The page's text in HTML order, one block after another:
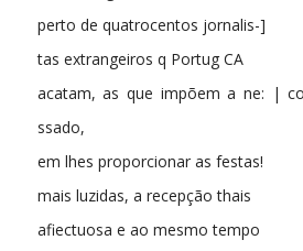
perto de quatrocentos jornalis-]
tas extrangeiros q Portug CA
acatam, as que impõem a ne: |
ssado,
em lhes proporcionar as festas!
mais luzidas, a recepção thais
afiectuosa e ao mesmo tempo